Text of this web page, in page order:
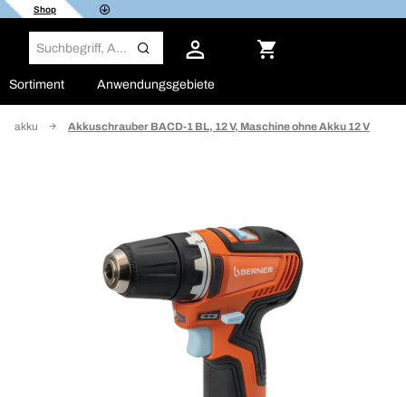
Shop
Sortiment Anwendungsgebiete
akku Akkuschrauber BACD-1 BL, 12 V, Maschine ohne Akku 12 V